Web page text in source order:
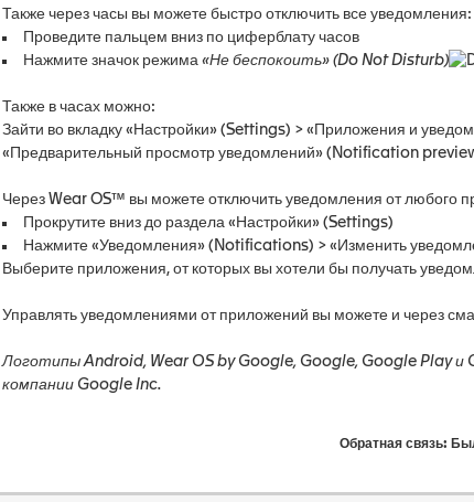
Также через часы вы можете быстро отключить все уведомления:
Проведите пальцем вниз по циферблату часов
Нажмите значок режима «Не беспокоить» (Do Not Disturb)
Также в часах можно:
Зайти во вкладку «Настройки» (Settings) > «Приложения и
«Предварительный просмотр уведомлений» (Notification
Через Wear OS™ вы можете отключить уведомления от любого
Прокрутите вниз до раздела «Настройки» (Settings)
Нажмите «Уведомления» (Notifications) > «Изменить
Выберите приложения, от которых вы хотели бы получать
Управлять уведомлениями от приложений вы можете и через
Логотипы Android, Wear OS by Google, Google, Google Play и
компании Google Inc.
Обратная связь: